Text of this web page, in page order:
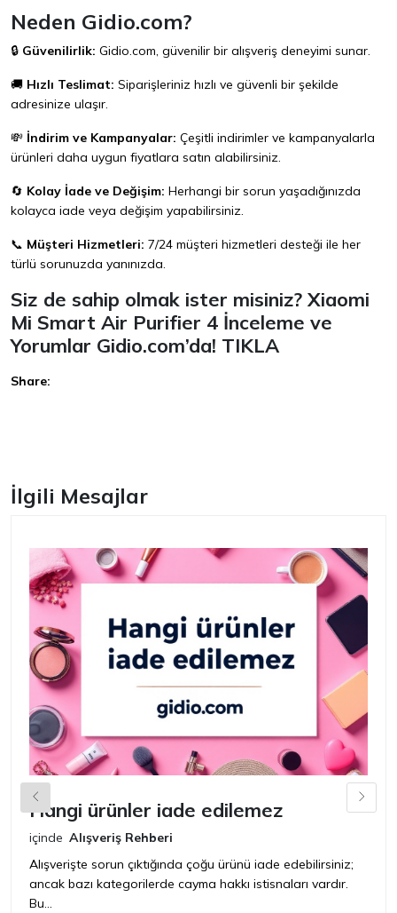
Neden Gidio.com?
🔒 Güvenilirlik: Gidio.com, güvenilir bir alışveriş deneyimi sunar.
🚚 Hızlı Teslimat: Siparişleriniz hızlı ve güvenli bir şekilde
adresinize ulaşır.
💸 İndirim ve Kampanyalar: Çeşitli indirimler ve kampanyalarla
ürünleri daha uygun fiyatlara satın alabilirsiniz.
🔄 Kolay İade ve Değişim: Herhangi bir sorun yaşadığınızda
kolayca iade veya değişim yapabilirsiniz.
📞 Müşteri Hizmetleri: 7/24 müşteri hizmetleri desteği ile her
türlü sorunuzda yanınızda.
Siz de sahip olmak ister misiniz? Xiaomi
Mi Smart Air Purifier 4 İnceleme ve
Yorumlar Gidio.com’da! TIKLA
Share:
İlgili Mesajlar
Hangi ürünler iade edilemez
içinde Alışveriş Rehberi
Alışverişte sorun çıktığında çoğu ürünü iade edebilirsiniz;
ancak bazı kategorilerde cayma hakkı istisnaları vardır.
Bu...